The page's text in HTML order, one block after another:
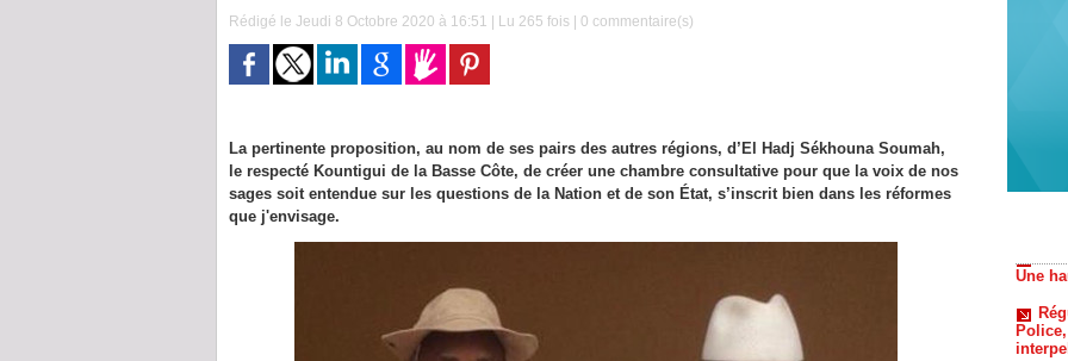
Rédigé le Jeudi 8 Octobre 2020 à 16:51 | Lu 265 fois | 0 commentaire(s)
La pertinente proposition, au nom de ses pairs des autres régions, d’El Hadj Sékhouna Soumah,
le respecté Kountigui de la Basse Côte, de créer une chambre consultative pour que la voix de nos
sages soit entendue sur les questions de la Nation et de son État, s’inscrit bien dans les réformes
que j'envisage.
Ni